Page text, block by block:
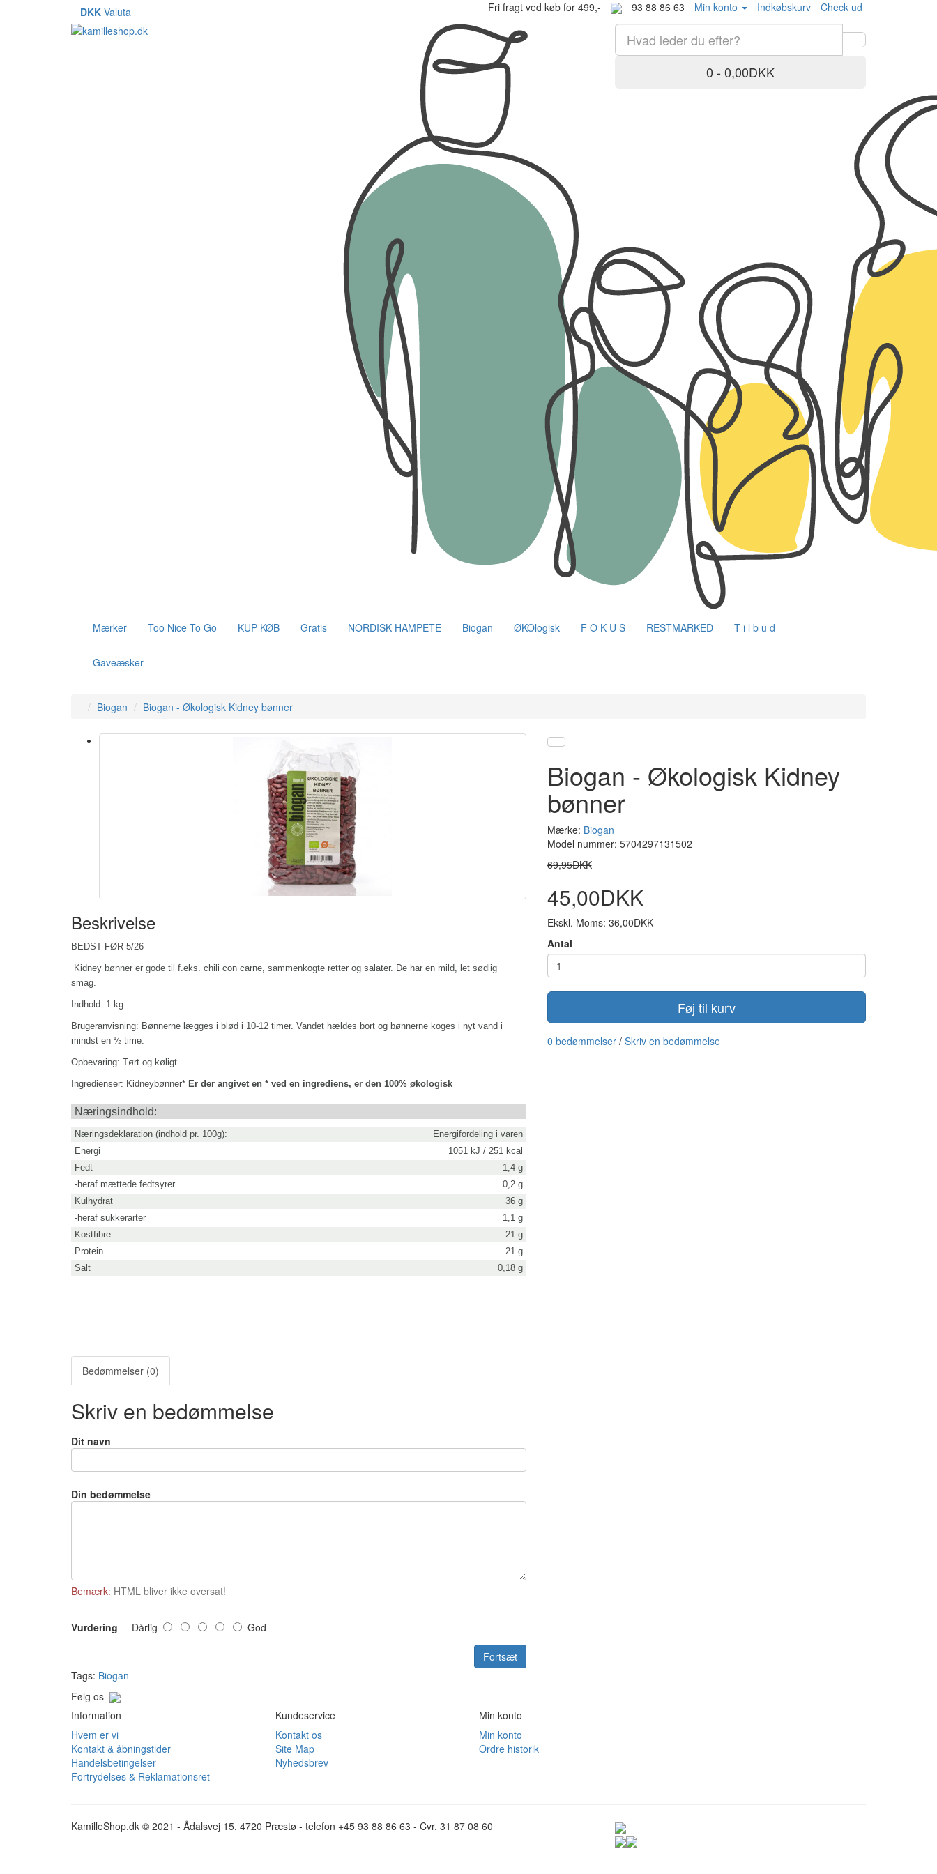
DKK Valuta Fri fragt ved køb for 499,- 93 88 86 63 Min konto Indkøbskurv Check ud
0 - 0,00DKK
Mærker Too Nice To Go KUP KØB Gratis NORDISK HAMPETE Biogan ØKOlogisk F O K U S RESTMARKED T i l b u d
Gaveæsker
Biogan Biogan - Økologisk Kidney bønner
Beskrivelse
BEDST FØR 5/26
Kidney bønner er gode til f.eks. chili con carne, sammenkogte retter og salater. De har en mild, let sødlig
smag.
Indhold: 1 kg.
Brugeranvisning: Bønnerne lægges i blød i 10-12 timer. Vandet hældes bort og bønnerne koges i nyt vand i
mindst en ½ time.
Opbevaring: Tørt og køligt.
Ingredienser: Kidneybønner* Er der angivet en * ved en ingrediens, er den 100% økologisk
Næringsindhold:
Næringsdeklaration (indhold pr. 100g):
Energifordeling i varen
Energi
1051 kJ / 251 kcal
Fedt
1,4 g
-heraf mættede fedtsyrer
0,2 g
Kulhydrat
36 g
-heraf sukkerarter
1,1 g
Kostfibre
21 g
Protein
21 g
Salt
0,18 g
Bedømmelser (0)
Skriv en bedømmelse
Dit navn
Din bedømmelse
Bemærk: HTML bliver ikke oversat!
Vurdering Dårlig God
Fortsæt
Biogan - Økologisk Kidney
bønner
Mærke: Biogan
Model nummer: 5704297131502
69,95DKK
45,00DKK
Ekskl. Moms: 36,00DKK
Antal
Føj til kurv
0 bedømmelser/ Skriv en bedømmelse
Tags: Biogan
Følg os
Information
Hvem er vi
Kontakt & åbningstider
Handelsbetingelser
Fortrydelses & Reklamationsret
Kundeservice
Kontakt os
Site Map
Nyhedsbrev
Min konto
Min konto
Ordre historik
KamilleShop.dk © 2021 - Ådalsvej 15, 4720 Præstø - telefon +45 93 88 86 63 - Cvr. 31 87 08 60